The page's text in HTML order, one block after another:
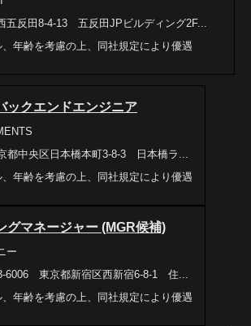
五反田8-4-13 五反田JPビルディング2F...
年齢を考慮の上、同社規定により優遇
ックエンドエンジニア
都中央区日本橋本町3-8-3 日本橋ラ...
年齢を考慮の上、同社規定により優遇
グマネージャー (MGR候補)
ー
6006 東京都新宿区西新宿6-8-1 住...
年齢を考慮の上、同社規定により優遇